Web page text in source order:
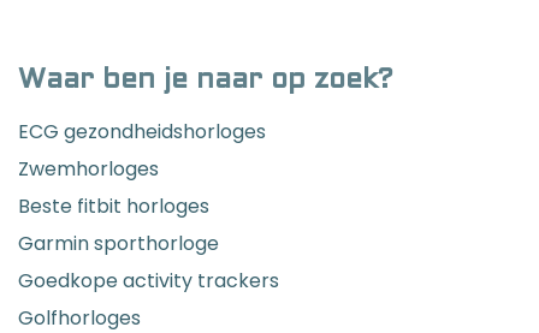
Waar ben je naar op zoek?
ECG gezondheidshorloges
Zwemhorloges
Beste fitbit horloges
Garmin sporthorloge
Goedkope activity trackers
Golfhorloges